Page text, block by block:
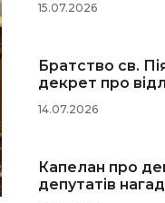
15.07.2026
Братство св.
декрет про
14.07.2026
Капелан про
депутатів